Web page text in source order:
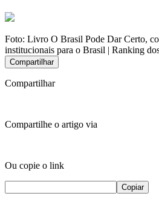
Foto: Livro O Brasil Pode Dar Certo,
institucionais para o Brasil | Ranking
Compartilhar
Compartilhar
Compartilhe o artigo via
Ou copie o link
Copiar